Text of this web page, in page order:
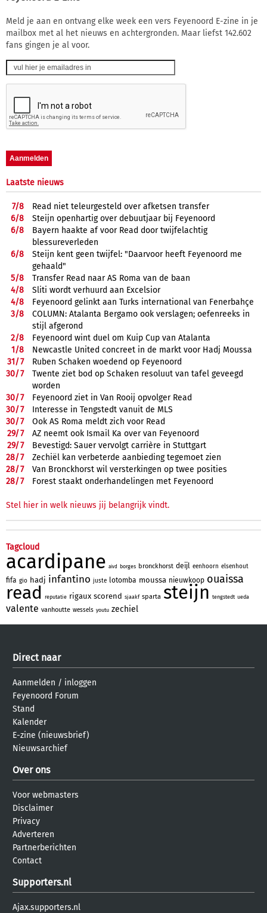
Meld je aan en ontvang elke week een vers Feyenoord E-zine in je
mailbox met al het nieuws en achtergronden. Maar liefst 142.602
fans gingen je al voor.
Laatste nieuws
7/8
Read niet teleurgesteld over afketsen transfer
6/8
Steijn openhartig over debuutjaar bij Feyenoord
6/8
Bayern haakte af voor Read door twijfelachtig
blessureverleden
6/8
Steijn kent geen twijfel: "Daarvoor heeft Feyenoord me
gehaald"
5/8
Transfer Read naar AS Roma van de baan
4/8
Sliti wordt verhuurd aan Excelsior
4/8
Feyenoord gelinkt aan Turks international van Fenerbahçe
3/8
COLUMN: Atalanta Bergamo ook verslagen; oefenreeks in
stijl afgerond
2/8
Feyenoord wint duel om Kuip Cup van Atalanta
1/8
Newcastle United concreet in de markt voor Hadj Moussa
31/7
Ruben Schaken woedend op Feyenoord
30/7
Twente ziet bod op Schaken resoluut van tafel geveegd
worden
30/7
Feyenoord ziet in Van Rooij opvolger Read
30/7
Interesse in Tengstedt vanuit de MLS
30/7
Ook AS Roma meldt zich voor Read
29/7
AZ neemt ook Ismail Ka over van Feyenoord
29/7
Bevestigd: Sauer vervolgt carrière in Stuttgart
28/7
Zechiël kan verbeterde aanbieding tegemoet zien
28/7
Van Bronckhorst wil versterkingen op twee posities
28/7 Forest staakt onderhandelingen met Feyenoord
Stel hier in welk nieuws jij belangrijk vindt.
Tagcloud
acardipane aivd borges bronckhorst deijl eenhoorn elsenhout
fifa gio hadj infantino juste lotomba moussa nieuwkoop ouaissa
read reputatie rigaux scorend sjaakf sparta steijn tengstedt ueda
valente vanhoutte wessels youtu zechiel
Direct naar
Aanmelden / inloggen
Feyenoord Forum
Stand
Kalender
E-zine (nieuwsbrief)
Nieuwsarchief
Over ons
Voor webmasters
Disclaimer
Privacy
Adverteren
Partnerberichten
Contact
Supporters.nl
Ajax.supporters.nl